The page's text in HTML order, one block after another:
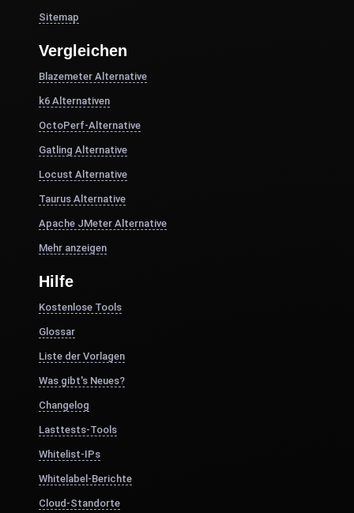
Sitemap
Vergleichen
Blazemeter Alternative
k6 Alternativen
OctoPerf-Alternative
Gatling Alternative
Locust Alternative
Taurus Alternative
Apache JMeter Alternative
Mehr anzeigen
Hilfe
Kostenlose Tools
Glossar
Liste der Vorlagen
Was gibt's Neues?
Changelog
Lasttests-Tools
Whitelist-IPs
Whitelabel-Berichte
Cloud-Standorte